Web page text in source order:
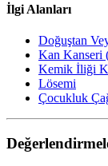
İlgi Alanları
Doğuştan
Kan Kanseri
Kemik İliği
Lösemi
Çocukluk